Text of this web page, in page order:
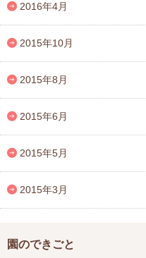
2016年4月
2015年10月
2015年8月
2015年6月
2015年5月
2015年3月
園のできごと